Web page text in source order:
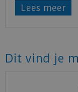
Lees meer
Dit vind je